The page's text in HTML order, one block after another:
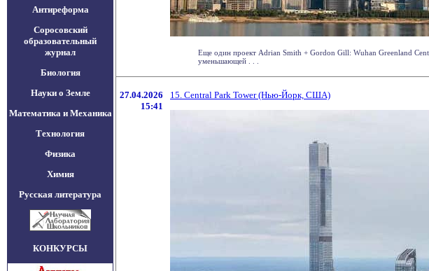
Антиреформа
Соросовский
образовательный
журнал
Биология
Науки о Земле
Математика и Механика
Технология
Физика
Химия
Русская литература
КОНКУРСЫ
Еще один проект Adrian Smith + Gordon Gill: Wuhan Greenland
уменьшающей . . .
27.04.2026
15:41
15. Central Park Tower (Нью-Йорк, США)